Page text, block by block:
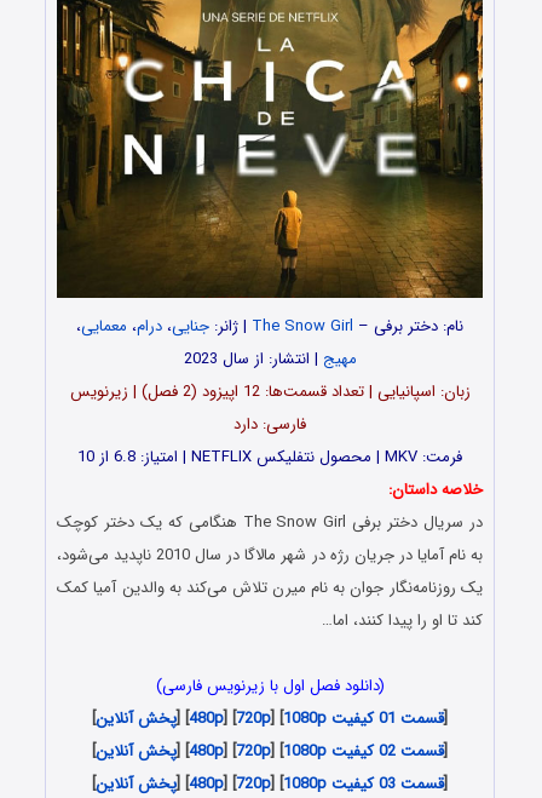
نام: دختر برفی – The Snow Girl | ژانر: جنایی، درام، معمایی،
مهیج | انتشار: از سال 2023
زبان: اسپانیایی | تعداد قسمت‌‌‌‌ها: 12 اپیزود (2 فصل) | زیرنویس
فارسی: دارد
فرمت: MKV | محصول نتفلیکس NETFLIX | امتیاز: 6.8 از 10
خلاصه داستان:
در سریال دختر برفی The Snow Girl هنگامی که یک دختر کوچک
به نام آمایا در جریان رژه در شهر مالاگا در سال 2010 ناپدید می‌شود،
یک روزنامه‌نگار جوان به نام میرن تلاش می‌کند به والدین آمیا کمک
کند تا او را پیدا کنند، اما…
(دانلود فصل اول با زیرنویس فارسی)
[قسمت 01 کیفیت 1080p ] [
720p
] [
480p
] [پخش آنلاین]
[قسمت 02 کیفیت 1080p ] [
720p
] [
480p
] [پخش آنلاین]
[قسمت 03 کیفیت 1080p ] [
720p
] [
480p
] [پخش آنلاین]